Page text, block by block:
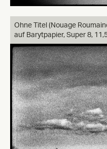
Ohne Titel (Nouage
auf Barytpapier, Super 8,